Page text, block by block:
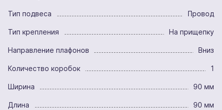
Тип подвеса Провод
Тип крепления На прищепку
Направление плафонов Вниз
Количество коробок 1
Ширина 90 мм
Длина 90 мм